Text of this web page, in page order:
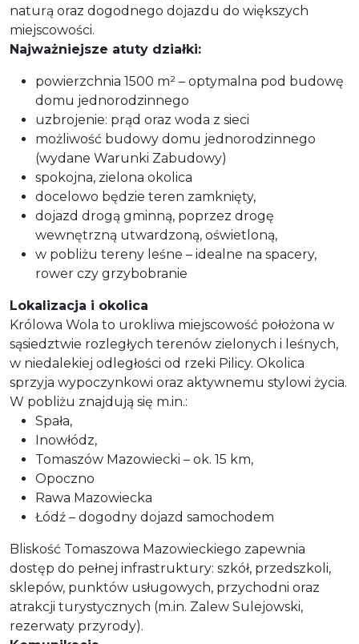
naturą oraz dogodnego dojazdu do większych
miejscowości.
Najważniejsze atuty działki:
powierzchnia 1500 m² – optymalna pod budowę
domu jednorodzinnego
uzbrojenie: prąd oraz woda z sieci
możliwość budowy domu jednorodzinnego
(wydane Warunki Zabudowy)
spokojna, zielona okolica
docelowo będzie teren zamknięty,
dojazd drogą gminną, poprzez drogę
wewnętrzną utwardzoną, oświetloną,
w pobliżu tereny leśne – idealne na spacery,
rower czy grzybobranie
Lokalizacja i okolica
Królowa Wola to urokliwa miejscowość położona w
sąsiedztwie rozległych terenów zielonych i leśnych,
w niedalekiej odległości od rzeki Pilicy. Okolica
sprzyja wypoczynkowi oraz aktywnemu stylowi życia.
W pobliżu znajdują się m.in.:
Spała,
Inowłódz,
Tomaszów Mazowiecki – ok. 15 km,
Opoczno
Rawa Mazowiecka
Łódź – dogodny dojazd samochodem
Bliskość Tomaszowa Mazowieckiego zapewnia
dostęp do pełnej infrastruktury: szkół, przedszkoli,
sklepów, punktów usługowych, przychodni oraz
atrakcji turystycznych (m.in. Zalew Sulejowski,
rezerwaty przyrody).